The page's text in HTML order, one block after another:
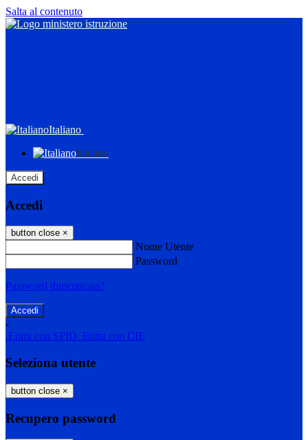
Salta al contenuto
Italiano
Italiano
Accedi
Accedi
button close ×
Nome Utente
Password
Password dimenticata?
-
Entra con SPID Entra con CIE
Seleziona utente
button close ×
Recupero password